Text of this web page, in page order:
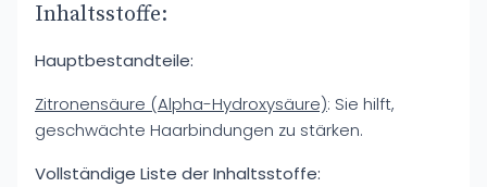
Inhaltsstoffe:
Hauptbestandteile:
Zitronensäure (Alpha-Hydroxysäure): Sie hilft,
geschwächte Haarbindungen zu stärken.
Vollständige Liste der Inhaltsstoffe: